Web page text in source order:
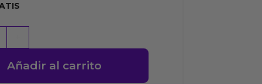
Añadir al carrito